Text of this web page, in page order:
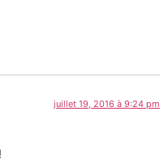
juillet 19, 2016 à 9:24 pm